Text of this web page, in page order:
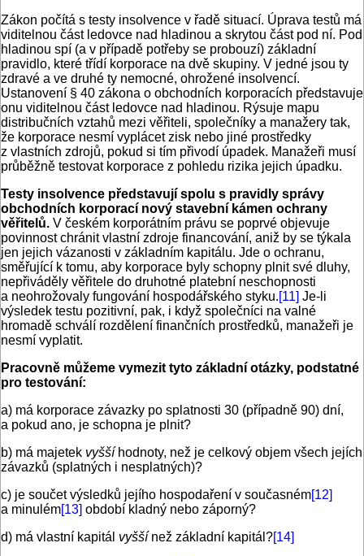
Zákon počítá s testy insolvence v řadě situací. Úprava testů má
viditelnou část ledovce nad hladinou a skrytou část pod ní. Pod
hladinou spí (a v případě potřeby se probouzí) základní
pravidlo, které třídí korporace na dvě skupiny. V jedné jsou ty
zdravé a ve druhé ty nemocné, ohrožené insolvencí.
Ustanovení § 40 zákona o obchodních korporacích představuje
onu viditelnou část ledovce nad hladinou. Rýsuje mapu
distribučních vztahů mezi věřiteli, společníky a manažery tak,
že korporace nesmí vyplácet zisk nebo jiné prostředky
z vlastních zdrojů, pokud si tím přivodí úpadek. Manažeři musí
průběžně testovat korporace z pohledu rizika jejich úpadku.
Testy insolvence představují spolu s pravidly správy
obchodních korporací nový stavební kámen ochrany
věřitelů. V českém korporátním právu se poprvé objevuje
povinnost chránit vlastní zdroje financování, aniž by se týkala
jen jejich vázanosti v základním kapitálu. Jde o ochranu,
směřující k tomu, aby korporace byly schopny plnit své dluhy,
nepřiváděly věřitele do druhotné platební neschopnosti
a neohrožovaly fungování hospodářského styku.[11] Je-li
výsledek testu pozitivní, pak, i když společníci na valné
hromadě schválí rozdělení finančních prostředků, manažeři je
nesmí vyplatit.
Pracovně můžeme vymezit tyto základní otázky, podstatné
pro testování:
a) má korporace závazky po splatnosti 30 (případně 90) dní,
a pokud ano, je schopna je plnit?
b) má majetek vyšší hodnoty, než je celkový objem všech jejích
závazků (splatných i nesplatných)?
c) je součet výsledků jejího hospodaření v současném[12]
a minulém[13] období kladný nebo záporný?
d) má vlastní kapitál vyššínež základní kapitál?[14]